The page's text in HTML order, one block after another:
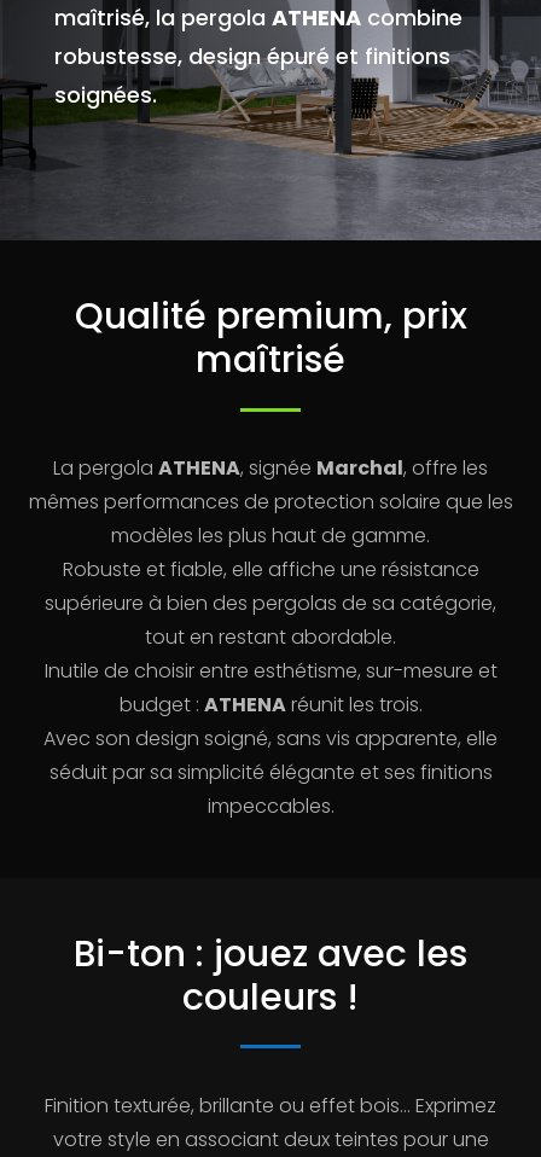
maîtrisé, la pergola ATHENAcombine
robustesse, design épuré et finitions
soignées.
Qualité premium, prix
maîtrisé
La pergola ATHENA, signée Marchal, offre les
mêmes performances de protection solaire que les
modèles les plus haut de gamme.
Robuste et fiable, elle affiche une résistance
supérieure à bien des pergolas de sa catégorie,
tout en restant abordable.
Inutile de choisir entre esthétisme, sur-mesure et
budget : ATHENAréunit les trois.
Avec son design soigné, sans vis apparente, elle
séduit par sa simplicité élégante et ses finitions
impeccables.
Bi-ton : jouez avec les
couleurs !
Finition texturée, brillante ou effet bois… Exprimez
votre style en associant deux teintes pour une